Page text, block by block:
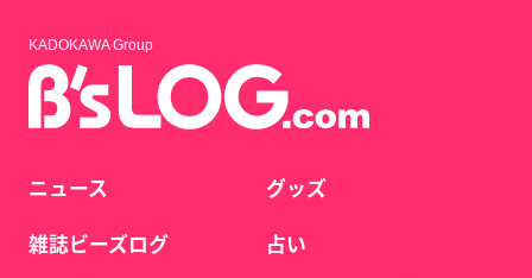
KADOKAWA Group
ニュース
雑誌ビーズログ
グッズ
占い